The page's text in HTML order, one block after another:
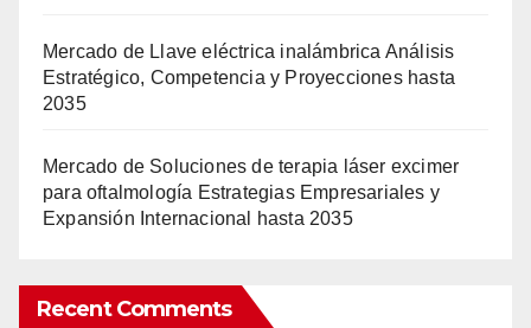
Mercado de Llave eléctrica inalámbrica Análisis
Estratégico, Competencia y Proyecciones hasta
2035
Mercado de Soluciones de terapia láser excimer
para oftalmología Estrategias Empresariales y
Expansión Internacional hasta 2035
Recent Comments